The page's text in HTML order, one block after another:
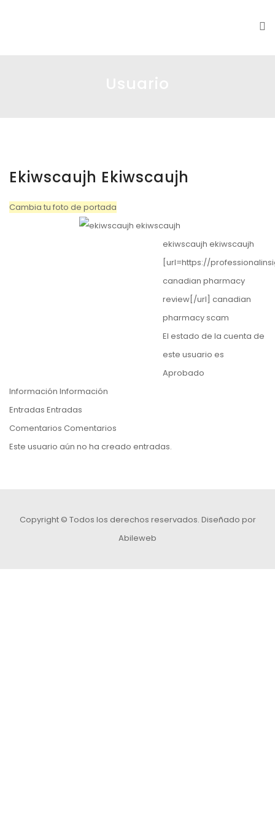
Ekiwscaujh Ekiwscaujh
Cambia tu foto de portada
ekiwscaujh ekiwscaujh
[url=https://
canadian pharmacy
review[/url] canadian
pharmacy scam
El estado de la cuenta de
este usuario es
Aprobado
Información Información
Entradas Entradas
Comentarios Comentarios
Este usuario aún no ha creado entradas.
Copyright © Todos los derechos reservados. Diseñado por
Abileweb